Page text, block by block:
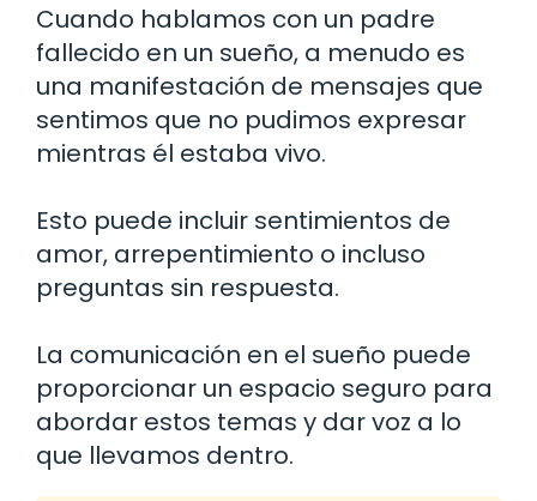
Cuando hablamos con un padre
fallecido en un sueño, a menudo es
una manifestación de mensajes que
sentimos que no pudimos expresar
mientras él estaba vivo.
Esto puede incluir sentimientos de
amor, arrepentimiento o incluso
preguntas sin respuesta.
La comunicación en el sueño puede
proporcionar un espacio seguro para
abordar estos temas y dar voz a lo
que llevamos dentro.